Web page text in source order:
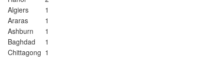
Algiers
1
Araras
1
Ashburn
1
Baghdad
1
Chittagong 1